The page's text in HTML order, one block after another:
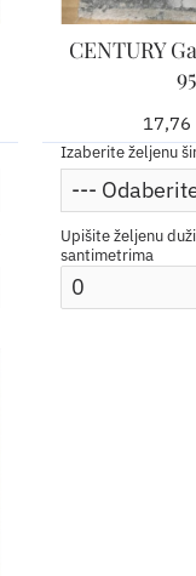
CENTURY
17,76
Izaberite željenu
Upišite željenu
santimetrima